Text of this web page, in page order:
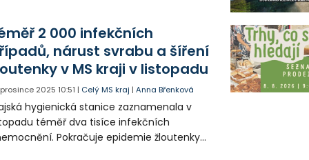
2 000 infekčních
nárust svrabu a šíření
v MS kraji v listopadu
prosince 2025 10:51 | Celý MS kraj |Anna Břenková
hygienická stanice zaznamenala v
téměř dva tisíce infekčních
Pokračuje epidemie žloutenky